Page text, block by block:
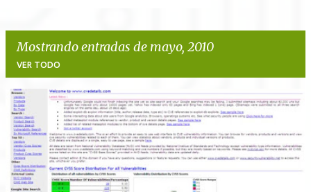
Mostrando entradas de mayo, 2010
VER TODO